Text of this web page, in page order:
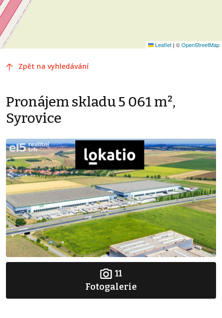
Leaflet | ©OpenStreetMap
Zpět na vyhledávání
Pronájem skladu 5 061 m²,
Syrovice
11
Fotogalerie